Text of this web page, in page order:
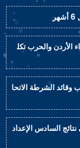
الأردن والحرب تكل
وقائد الشرطة الاتحا
السادس الإعداد